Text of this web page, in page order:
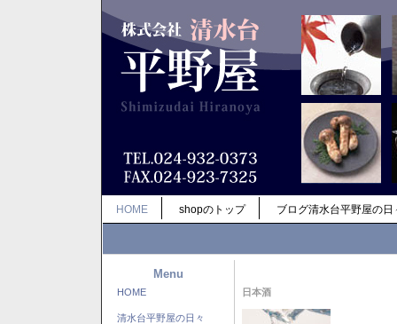
HOME shopのトップ ブログ清水台平野屋の日
Menu
HOME
清水台平野屋の日々
日本酒